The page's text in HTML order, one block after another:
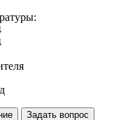
Задать вопрос